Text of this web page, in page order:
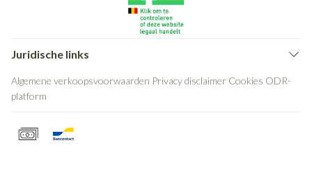
Juridische links
Algemene verkoopsvoorwaarden Privacy disclaimer Cookies ODR-
platform